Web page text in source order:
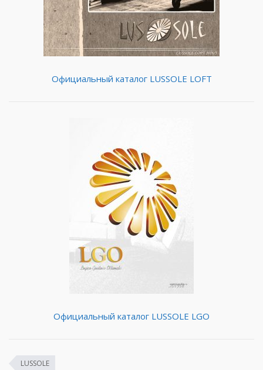
Официальный каталог LUSSOLE LOFT
Официальный каталог LUSSOLE LGO
LUSSOLE